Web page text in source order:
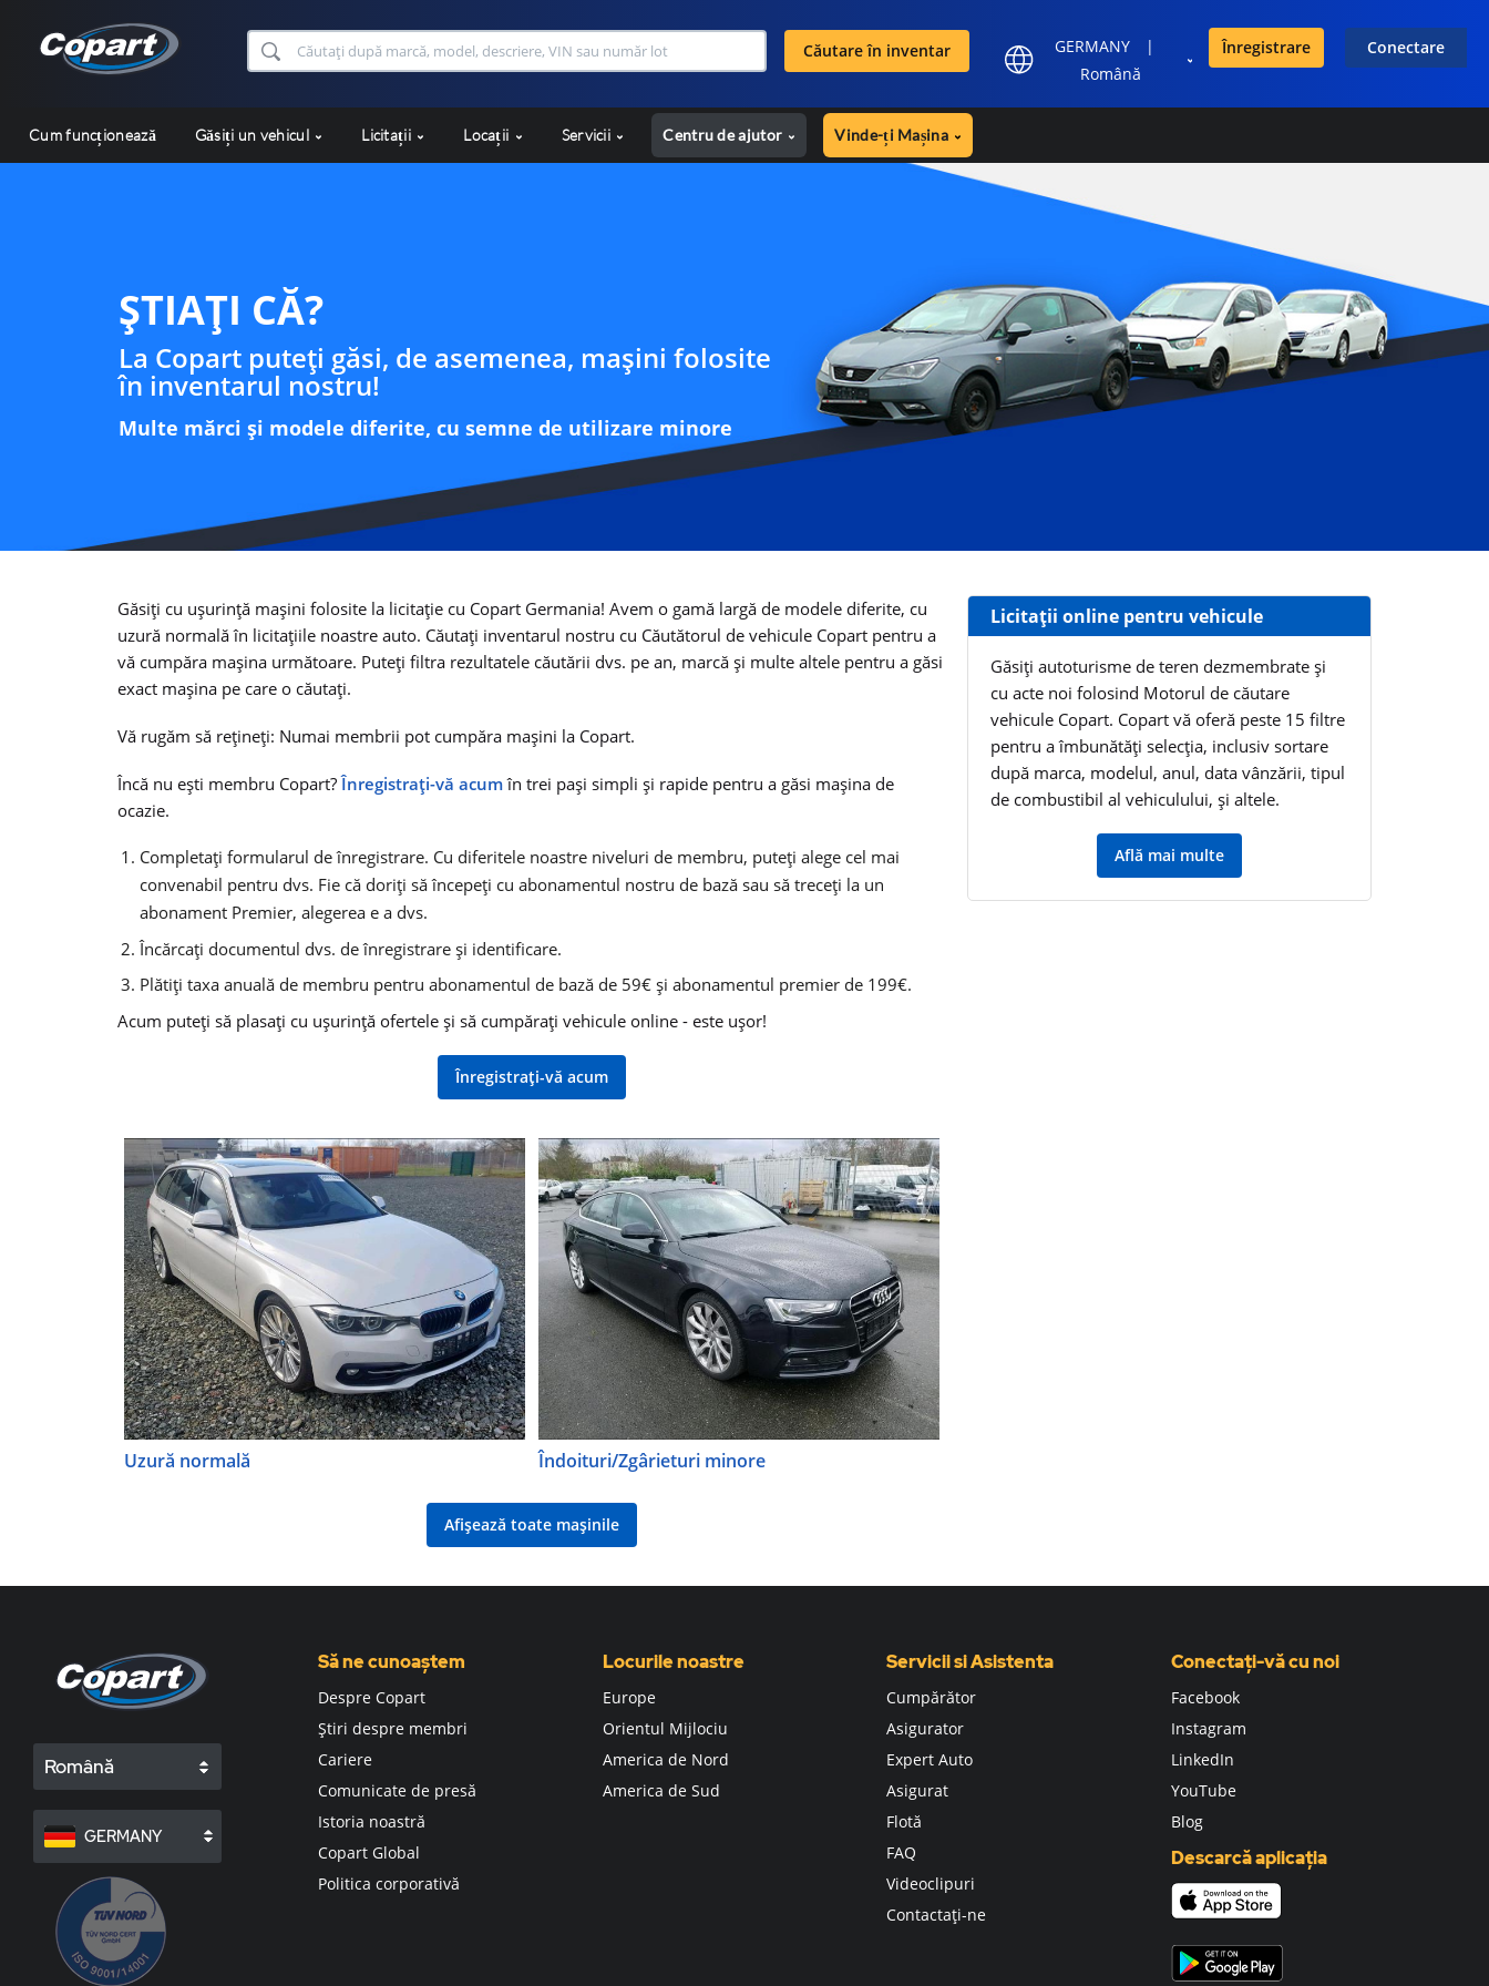
Căutare în inventar GERMANY
|
Română
Înregistrare Conectare
Cum funcționează Găsiți un vehicul Licitații Locații Servicii Centru de ajutor Vinde-ți Mașina
ȘTIAȚI CĂ?
La Copart puteți găsi, de asemenea, mașini folosite
în inventarul nostru!
Multe mărci și modele diferite, cu semne de utilizare minore
Găsiți cu ușurință mașini folosite la licitație cu Copart Germania! Avem o gamă largă de modele diferite, cu
uzură normală în licitațiile noastre auto. Căutați inventarul nostru cu Căutătorul de vehicule Copart pentru a
vă cumpăra mașina următoare. Puteți filtra rezultatele căutării dvs. pe an, marcă și multe altele pentru a găsi
exact mașina pe care o căutați.
Vă rugăm să rețineți: Numai membrii pot cumpăra mașini la Copart.
Încă nu ești membru Copart?Înregistrați-vă acumîn trei pași simpli și rapide pentru a găsi mașina de
ocazie.
Completați formularul de înregistrare. Cu diferitele noastre niveluri de membru, puteți alege cel mai
convenabil pentru dvs. Fie că doriți să începeți cu abonamentul nostru de bază sau să treceți la un
abonament Premier, alegerea e a dvs.
Încărcați documentul dvs. de înregistrare și identificare.
Plătiți taxa anuală de membru pentru abonamentul de bază de 59€ și abonamentul premier de 199€.
Acum puteți să plasați cu ușurință ofertele și să cumpărați vehicule online - este ușor!
Înregistraţi-vă acum
Uzură normală Îndoituri/Zgârieturi minore
Afișează toate mașinile
Licitații online pentru vehicule
Găsiți autoturisme de teren dezmembrate și
cu acte noi folosind Motorul de căutare
vehicule Copart. Copart vă oferă peste 15 filtre
pentru a îmbunătăți selecția, inclusiv sortare
după marca, modelul, anul, data vânzării, tipul
de combustibil al vehiculului, și altele.
Află mai multe
Română
GERMANY
Să ne cunoaștem
Despre Copart
Știri despre membri
Cariere
Comunicate de presă
Istoria noastră
Copart Global
Politica corporativă
Locurile noastre
Europe
Orientul Mijlociu
America de Nord
America de Sud
Servicii si Asistenta
Cumpărător
Asigurator
Expert Auto
Asigurat
Flotă
FAQ
Videoclipuri
Contactați-ne
Conectați-vă cu noi
Facebook
Instagram
LinkedIn
YouTube
Blog
Descarcă aplicația